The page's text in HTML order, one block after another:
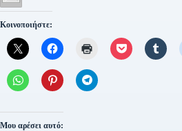
Κοινοποιήστε:
Μου αρέσει αυτό: